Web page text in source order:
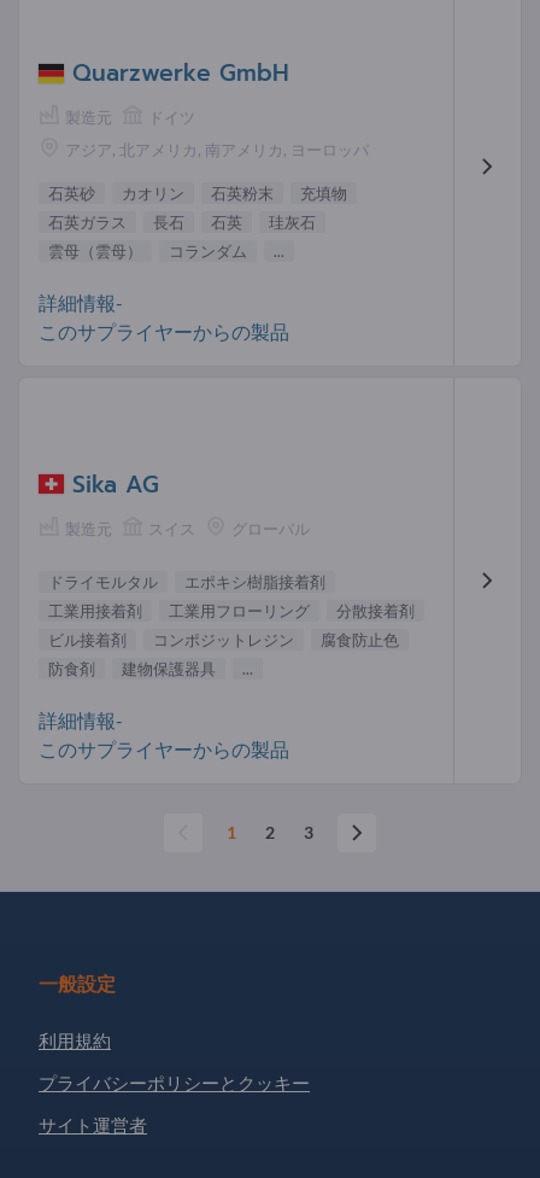
Quarzwerke GmbH
製造元
ドイツ
アジア, 北アメリカ, 南アメリカ, ヨーロッパ
石英砂 カオリン 石英粉末
充填物
石英ガラス
長石 石英
珪灰石
雲母（雲母）
コランダム ...
詳細情報-
このサプライヤーからの製品
Sika AG
製造元 スイス グローバル
ドライモルタル
エポキシ樹脂接着剤
工業用接着剤
工業用フローリング
分散接着剤
ビル接着剤
コンポジットレジン
腐食防止色
防食剤
建物保護器具 ...
詳細情報-
このサプライヤーからの製品
1 2 3
一般設定
利用規約
プライバシーポリシーとクッキー
サイト運営者